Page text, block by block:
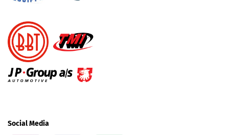
Social Media